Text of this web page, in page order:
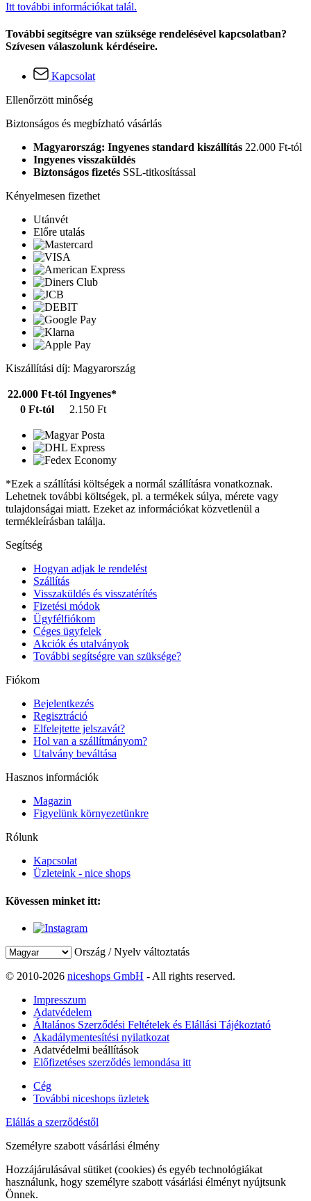
Itt további információkat talál.
További segítségre van szüksége rendelésével kapcsolatban?
Szívesen válaszolunk kérdéseire.
Kapcsolat
Ellenőrzött minőség
Biztonságos és megbízható vásárlás
Magyarország: Ingyenes standard kiszállítás 22.000 Ft-tól
Ingyenes visszaküldés
Biztonságos fizetés SSL-titkosítással
Kényelmesen fizethet
Utánvét
Előre utalás
Kiszállítási díj: Magyarország
22.000 Ft-tól Ingyenes*
0 Ft-tól
2.150 Ft
*Ezek a szállítási költségek a normál szállításra vonatkoznak.
Lehetnek további költségek, pl. a termékek súlya, mérete vagy
tulajdonságai miatt. Ezeket az információkat közvetlenül a
termékleírásban találja.
Segítség
Hogyan adjak le rendelést
Szállítás
Visszaküldés és visszatérítés
Fizetési módok
Ügyfélfiókom
Céges ügyfelek
Akciók és utalványok
További segítségre van szüksége?
Fiókom
Bejelentkezés
Regisztráció
Elfelejtette jelszavát?
Hol van a szállítmányom?
Utalvány beváltása
Hasznos információk
Magazin
Figyelünk környezetünkre
Rólunk
Kapcsolat
Üzleteink - nice shops
Kövessen minket itt:
Ország / Nyelv változtatás
© 2010-2026 niceshops GmbH - All rights reserved.
Impresszum
Adatvédelem
Általános Szerződési Feltételek és Elállási Tájékoztató
Akadálymentesítési nyilatkozat
Adatvédelmi beállítások
Előfizetéses szerződés lemondása itt
Cég
További niceshops üzletek
Elállás a szerződéstől
Személyre szabott vásárlási élmény
Hozzájárulásával sütiket (cookies) és egyéb technológiákat
használunk, hogy személyre szabott vásárlási élményt nyújtsunk
Önnek.